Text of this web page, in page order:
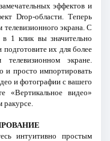
эффектов и
Drop-области. Теперь
экрана. С
1 клик вы значительно
их для более
экране.
и просто импортировать
и фотографии с вашего
«Вертикальное видео»
ракурсе.
интуитивно простым